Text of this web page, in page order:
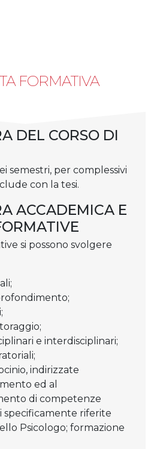
FORMATIVA
DEL CORSO DI
semestri, per complessivi
con la tesi.
ACCADEMICA E
si possono svolgere
e interdisciplinari;
indirizzate
ed al
di competenze
specificamente riferite
Psicologo; formazione